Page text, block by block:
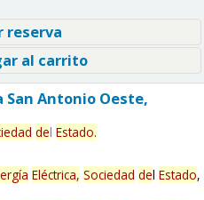
reserva
al carrito
Antonio Oeste,
del Estado.
Eléctrica, Sociedad del Estado,